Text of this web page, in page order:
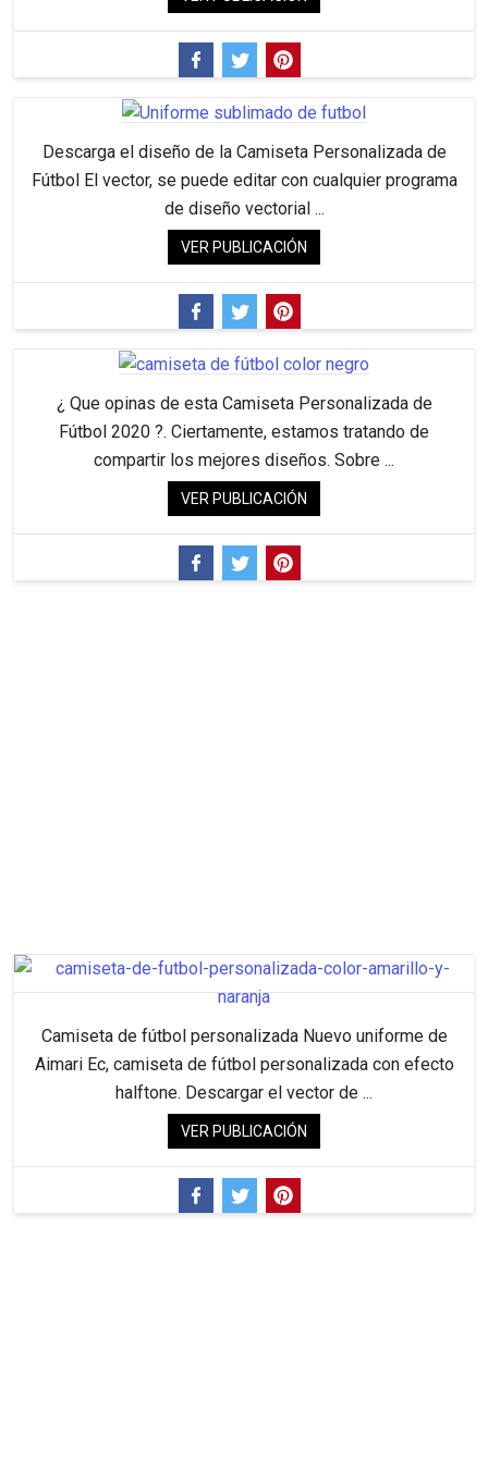
Descarga el diseño de la Camiseta Personalizada de
Fútbol El vector, se puede editar con cualquier programa
de diseño vectorial ...
VER PUBLICACIÓN
¿ Que opinas de esta Camiseta Personalizada de
Fútbol 2020 ?. Ciertamente, estamos tratando de
compartir los mejores diseños. Sobre ...
VER PUBLICACIÓN
Camiseta de fútbol personalizada Nuevo uniforme de
Aimari Ec, camiseta de fútbol personalizada con efecto
halftone. Descargar el vector de ...
VER PUBLICACIÓN